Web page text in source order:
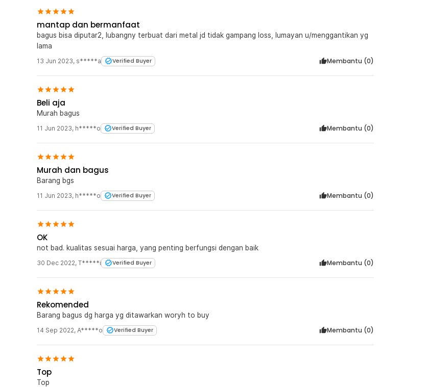
mantap dan bermanfaat
bagus bisa diputar2, lubangny terbuat dari metal jd tidak gampang loss, lumayan u/menggantikan yg
lama
13 Jun 2023, s*****a Verified Buyer Membantu (0)
Beli aja
Murah bagus
11 Jun 2023, h*****o Verified Buyer Membantu (0)
Murah dan bagus
Barang bgs
11 Jun 2023, h*****o Verified Buyer Membantu (0)
OK
not bad. kualitas sesuai harga, yang penting berfungsi dengan baik
30 Dec 2022, T*****i Verified Buyer Membantu (0)
Rekomended
Barang bagus dg harga yg ditawarkan woryh to buy
14 Sep 2022, A*****o Verified Buyer Membantu (0)
Top
Top